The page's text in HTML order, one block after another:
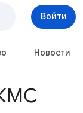
Войти
Новости